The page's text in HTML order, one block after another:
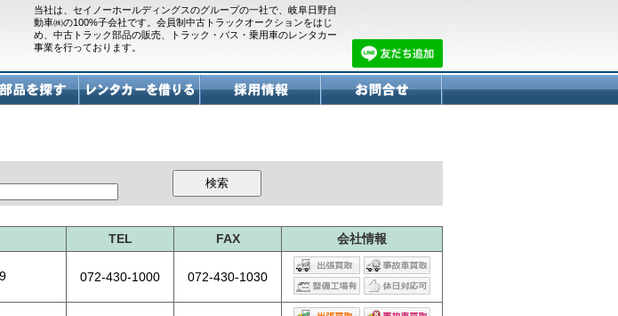
当社は、セイノーホールディングスのグループの一社で、岐阜日野自
動車㈱の100%子会社です。会員制中古トラックオークションをはじ
め、中古トラック部品の販売、トラック・バス・乗用車のレンタカー
事業を行っております。
TEL FAX 会社情報
072-430-1000 072-430-1030